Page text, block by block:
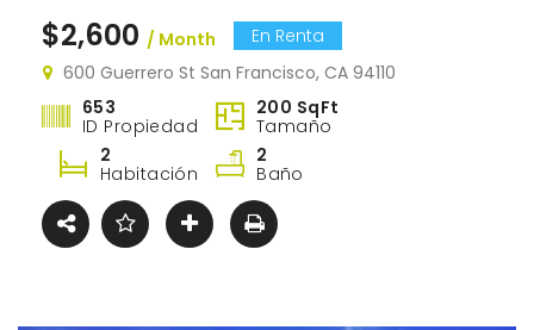
$2,600 / Month
En Renta
600 Guerrero St San Francisco, CA 94110
653
ID Propiedad
200 SqFt
Tamaño
2
Habitación
2
Baño